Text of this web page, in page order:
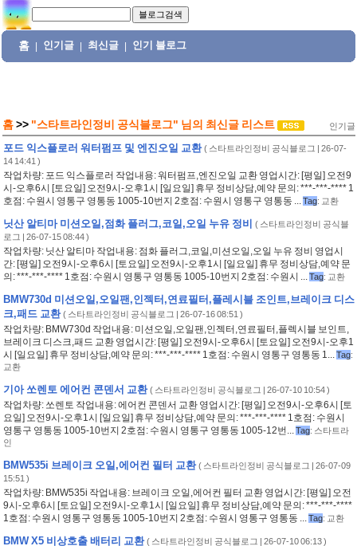
홈 인기글 최신글 인기 블로그
홈 >> "스타트라인정비 공식블로그" 님의 최신글 리스트 인기글
포드 익스플로러 워터펌프 및 엔진오일 교환 ( 스타트라인정비 공식블로그 | 26-07-
14 14:41 )
작업차량: 포드 익스플로러 작업내용: 워터펌프,엔진오일 교환 영업시간: [평일] 오전9
시-오후6시 [토요일] 오전9시-오후1시 [일요일] 휴무 정비상담,예약 문의: ***-***-**** 1
호점: 수원시 영통구 영통동 1005-10번지 2호점: 수원시 영통구 영통동 ...Tag: 교환
닛산 알티마 미션오일,점화 플러그,코일,오일 누유 정비 ( 스타트라인정비 공식블
로그 | 26-07-15 08:44 )
작업차량: 닛산 알티마 작업내용: 점화 플러그,코일,미션오일,오일 누유 정비 영업시
간: [평일] 오전9시-오후6시 [토요일] 오전9시-오후1시 [일요일] 휴무 정비상담,예약 문
의: ***-***-**** 1호점: 수원시 영통구 영통동 1005-10번지 2호점: 수원시 ...Tag: 교환
BMW730d 미션오일,오일팬,인젝터,연료필터,플레시블 조인트,브레이크 디스
크,패드 교환 ( 스타트라인정비 공식블로그 | 26-07-16 08:51 )
작업차량: BMW730d 작업내용: 미션오일,오일팬,인젝터,연료필터,플렉시블 보인트,
브레이크 디스크,패드 교환 영업시간: [평일] 오전9시-오후6시 [토요일] 오전9시-오후1
시 [일요일] 휴무 정비상담,예약 문의: ***-***-**** 1호점: 수원시 영통구 영통동 1...Tag:
교환
기아 쏘렌토 에어컨 콘덴서 교환 ( 스타트라인정비 공식블로그 | 26-07-10 10:54 )
작업차량: 쏘렌토 작업내용: 에어컨 콘덴서 교환 영업시간: [평일] 오전9시-오후6시 [토
요일] 오전9시-오후1시 [일요일] 휴무 정비상담,예약 문의: ***-***-**** 1호점: 수원시
영통구 영통동 1005-10번지 2호점: 수원시 영통구 영통동 1005-12번...Tag: 스타트라
인
BMW535i 브레이크 오일,에어컨 필터 교환 ( 스타트라인정비 공식블로그 | 26-07-09
15:51 )
작업차량: BMW535i 작업내용: 브레이크 오일,에어컨 필터 교환 영업시간: [평일] 오전
9시-오후6시 [토요일] 오전9시-오후1시 [일요일] 휴무 정비상담,예약 문의: ***-***-****
1호점: 수원시 영통구 영통동 1005-10번지 2호점: 수원시 영통구 영통동 ...Tag: 교환
BMW X5 비상호출 배터리 교환 ( 스타트라인정비 공식블로그 | 26-07-10 06:13 )